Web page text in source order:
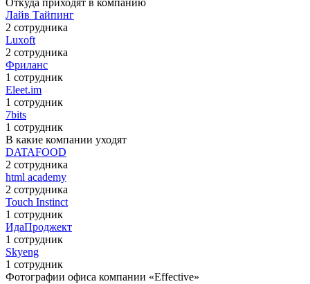
Откуда приходят в компанию
Лайв Тайпинг
2 сотрудника
Luxoft
2 сотрудника
Фриланс
1 сотрудник
Eleet.im
1 сотрудник
7bits
1 сотрудник
В какие компании уходят
DATAFOOD
2 сотрудника
html academy
2 сотрудника
Touch Instinct
1 сотрудник
ИдаПроджект
1 сотрудник
Skyeng
1 сотрудник
Фотографии офиса компании «Effective»